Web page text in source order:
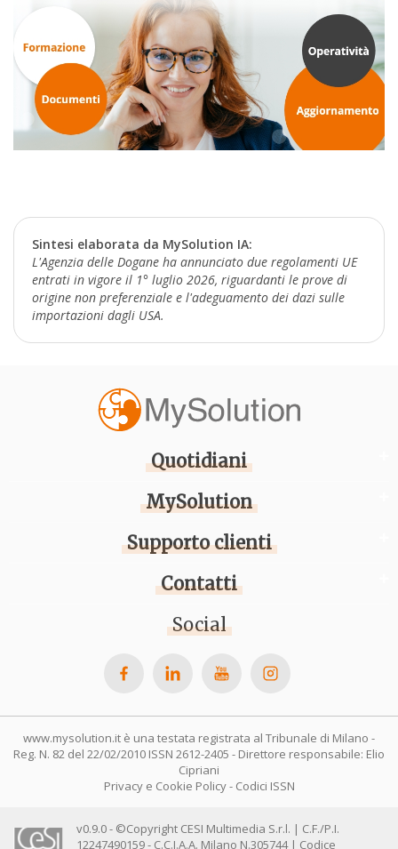
Sintesi elaborata da MySolution IA:
L'Agenzia delle Dogane ha annunciato due regolamenti UE
entrati in vigore il 1° luglio 2026, riguardanti le prove di
origine non preferenziale e l'adeguamento dei dazi sulle
importazioni dagli USA.
Quotidiani
MySolution
Supporto clienti
Contatti
Social
www.mysolution.it è una testata registrata al Tribunale di Milano -
Reg. N. 82 del 22/02/2010 ISSN 2612-2405 - Direttore responsabile: Elio
Cipriani
Privacy e Cookie Policy- Codici ISSN
v0.9.0 - ©Copyright CESI Multimedia S.r.l. | C.F./P.I.
12247490159 - C.C.I.A.A. Milano N.305744 | Codice